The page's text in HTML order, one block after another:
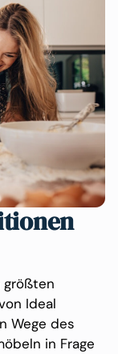
Ideal
Wege des
in Frage